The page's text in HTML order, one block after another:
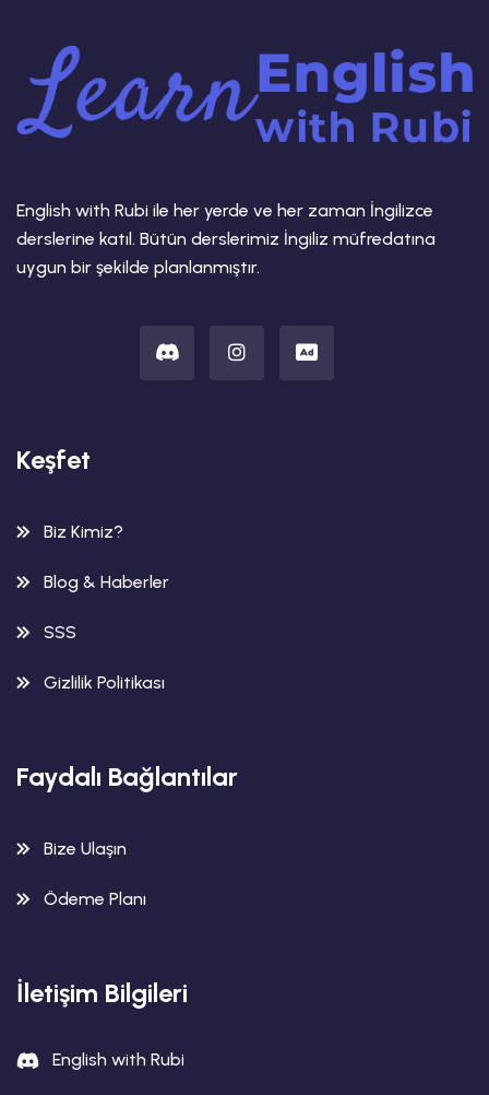
English with Rubi ile her yerde ve her zaman İngilizce
derslerine katıl. Bütün derslerimiz İngiliz müfredatına
uygun bir şekilde planlanmıştır.
Keşfet
Biz Kimiz?
Blog & Haberler
SSS
Gizlilik Politikası
Faydalı Bağlantılar
Bize Ulaşın
Ödeme Planı
İletişim Bilgileri
English with Rubi